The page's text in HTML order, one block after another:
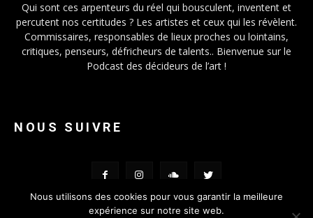
Qui sont ces arpenteurs du réel qui bousculent, inventent et
percutent nos certitudes ? Les artistes et ceux qui les révèlent.
Commissaires, responsables de lieux proches ou lointains,
critiques, penseurs, défricheurs de talents.. Bienvenue sur le
Podcast des décideurs de l’art !
NOUS SUIVRE
Nous utilisons des cookies pour vous garantir la meilleure
expérience sur notre site web.